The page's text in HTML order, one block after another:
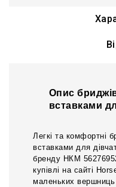
Опис
вставками
Легкі та комфортні
вставками для
бренду НКМ
купівлі на сайті
маленьких вершниць